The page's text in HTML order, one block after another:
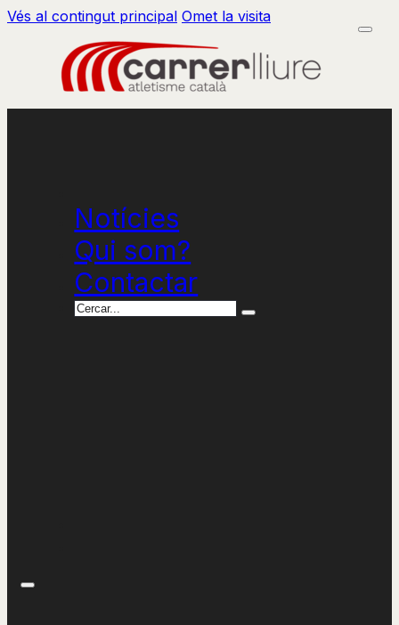
Vés al contingut principal Omet la visita
Notícies
Qui som?
Contactar
Cercar